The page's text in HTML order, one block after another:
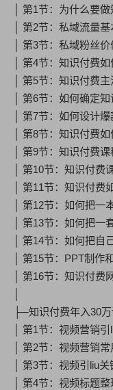
│ 第1节：为什么要
│ 第2节：私域流量
│ 第3节：私域粉丝
│ 第4节：知识付费
│ 第5节：知识付费
│ 第6节：如何确定
│ 第7节：如何设计
│ 第8节：知识付费
│ 第9节：知识付费
│ 第10节：知识付费
│ 第11节：知识付费
│ 第12节：如何把一
│ 第13节：如何把一
│ 第14节：如何把自
│ 第15节：PPT制作
│ 第16节：知识付费
├─知识付费年入30
│ 第1节：视频营销
│ 第2节：视频营销
│ 第3节：视频引liu
│ 第4节：视频标题